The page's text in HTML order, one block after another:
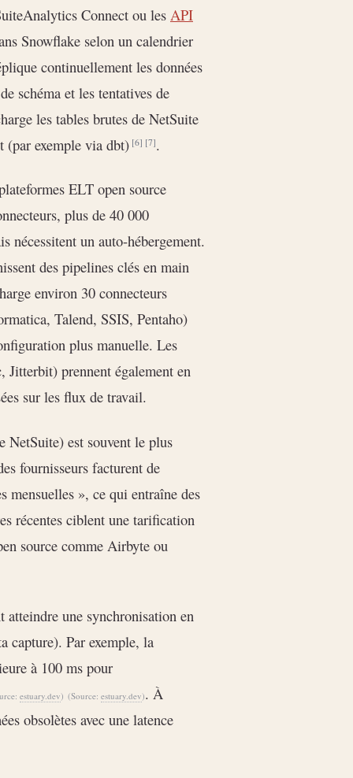
Connect ou les API
Snowflake selon un calendrier
continuellement les données
schéma et les tentatives de
les tables brutes de NetSuite
(par exemple via dbt)[6] [7].
ELT open source
plus de 40 000
nécessitent un auto-hébergement.
des pipelines clés en main
environ 30 connecteurs
Talend, SSIS, Pentaho)
plus manuelle. Les
prennent également en
sur les flux de travail.
est souvent le plus
fournisseurs facturent de
mensuelles », ce qui entraîne des
récentes ciblent une tarification
source comme Airbyte ou
une synchronisation en
capture). Par exemple, la
à 100 ms pour
estuary.dev) (Source: estuary.dev). À
obsolètes avec une latence